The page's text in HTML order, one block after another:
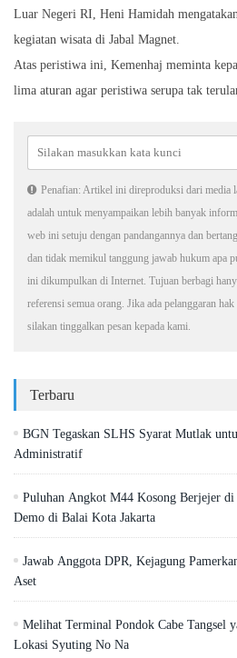
Luar Negeri RI, Heni Hamidah
kegiatan wisata di Jabal Magnet.
Atas peristiwa ini, Kemenhaj meminta
lima aturan agar peristiwa serupa tak
Penafian: Artikel ini direproduksi dari media
adalah untuk menyampaikan lebih banyak
web ini setuju dengan pandangannya dan
dan tidak memikul tanggung jawab hukum apa
ini dikumpulkan di Internet. Tujuan berbagi
referensi semua orang. Jika ada pelanggaran
silakan tinggalkan pesan kepada kami.
Terbaru
BGN Tegaskan SLHS Syarat Mutlak
Administratif
Puluhan Angkot M44 Kosong Berjejer di
Demo di Balai Kota Jakarta
Jawab Anggota DPR, Kejagung
Aset
Melihat Terminal Pondok Cabe Tangsel
Lokasi Syuting No Na